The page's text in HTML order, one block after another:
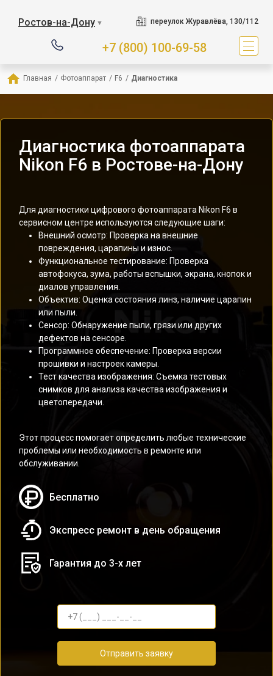
Ростов-на-Дону ▼ переулок Журавлёва, 130/112
+7 (800) 100-69-58
Главная / Фотоаппарат / F6 / Диагностика
Диагностика фотоаппарата
Nikon F6 в Ростове-на-Дону
Для диагностики цифрового фотоаппарата Nikon F6 в
сервисном центре используются следующие шаги:
Внешний осмотр: Проверка на внешние
повреждения, царапины и износ.
Функциональное тестирование: Проверка
автофокуса, зума, работы вспышки, экрана, кнопок и
диалов управления.
Объектив: Оценка состояния линз, наличие царапин
или пыли.
Сенсор: Обнаружение пыли, грязи или других
дефектов на сенсоре.
Программное обеспечение: Проверка версии
прошивки и настроек камеры.
Тест качества изображения: Съемка тестовых
снимков для анализа качества изображения и
цветопередачи.
Этот процесс помогает определить любые технические
проблемы или необходимость в ремонте или
обслуживании.
Бесплатно
Экспресс ремонт в день обращения
Гарантия до 3-х лет
Отправить заявку